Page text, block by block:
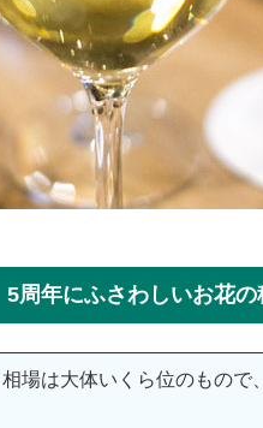
5周年にふさわしいお花の
場は大体いくら位のもの